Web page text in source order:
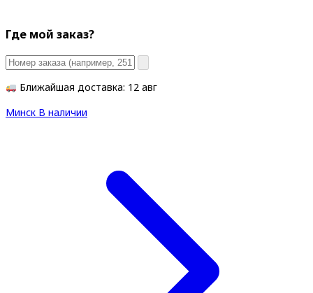
Где мой заказ?
Ближайшая доставка: 12 авг
Минск В наличии